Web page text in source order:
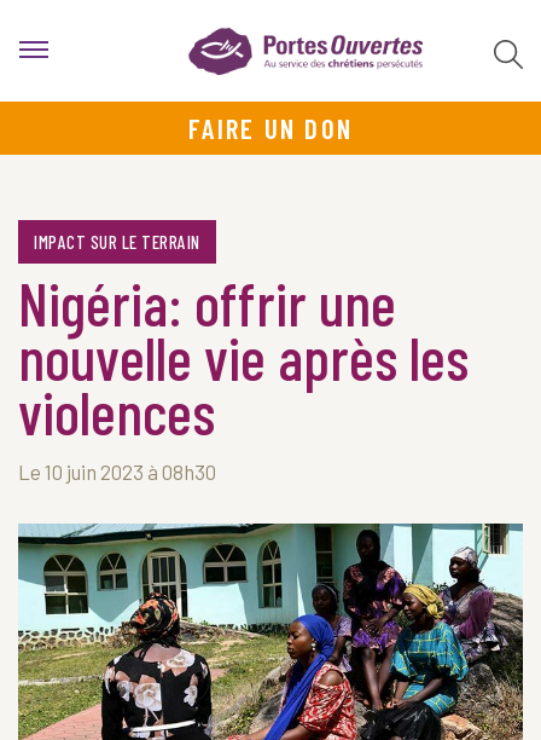
FAIRE UN DON
IMPACT SUR LE TERRAIN
Nigéria: offrir une
nouvelle vie après les
violences
Le 10 juin 2023 à 08h30